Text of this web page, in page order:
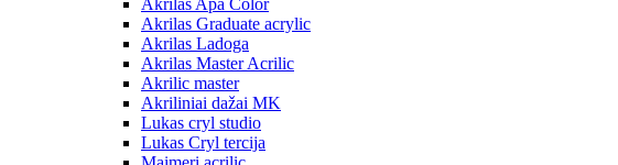
Akrilas Apa Color
Akrilas Graduate acrylic
Akrilas Ladoga
Akrilas Master Acrilic
Akrilic master
Akriliniai dažai MK
Lukas cryl studio
Lukas Cryl tercija